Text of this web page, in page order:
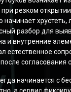
при резком
разбор для
и внутренние
естественное
согласования
начинается с